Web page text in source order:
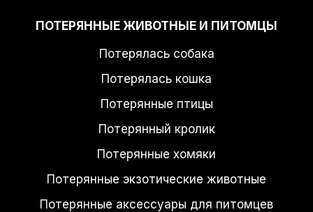
ПОТЕРЯННЫЕ ЖИВОТНЫЕ И ПИТОМЦЫ
Потерялась собака
Потерялась кошка
Потерянные птицы
Потерянный кролик
Потерянные хомяки
Потерянные экзотические животные
Потерянные аксессуары для питомцев